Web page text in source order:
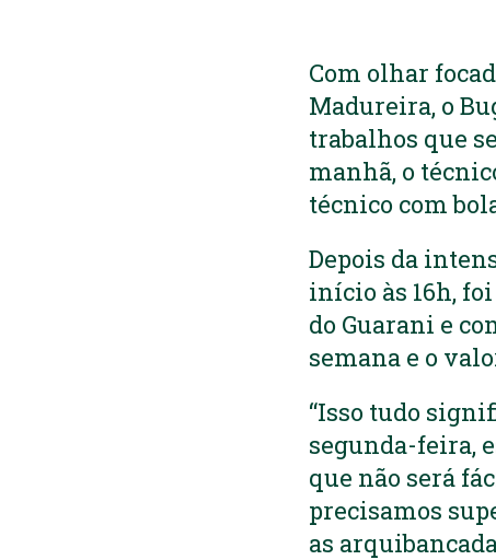
Com olhar
Madureira, o
trabalhos que
manhã, o
técnico com
Depois da
início às 16h,
do Guarani e
semana e o
“Isso tudo
segunda-feira,
que não será
precisamos
as